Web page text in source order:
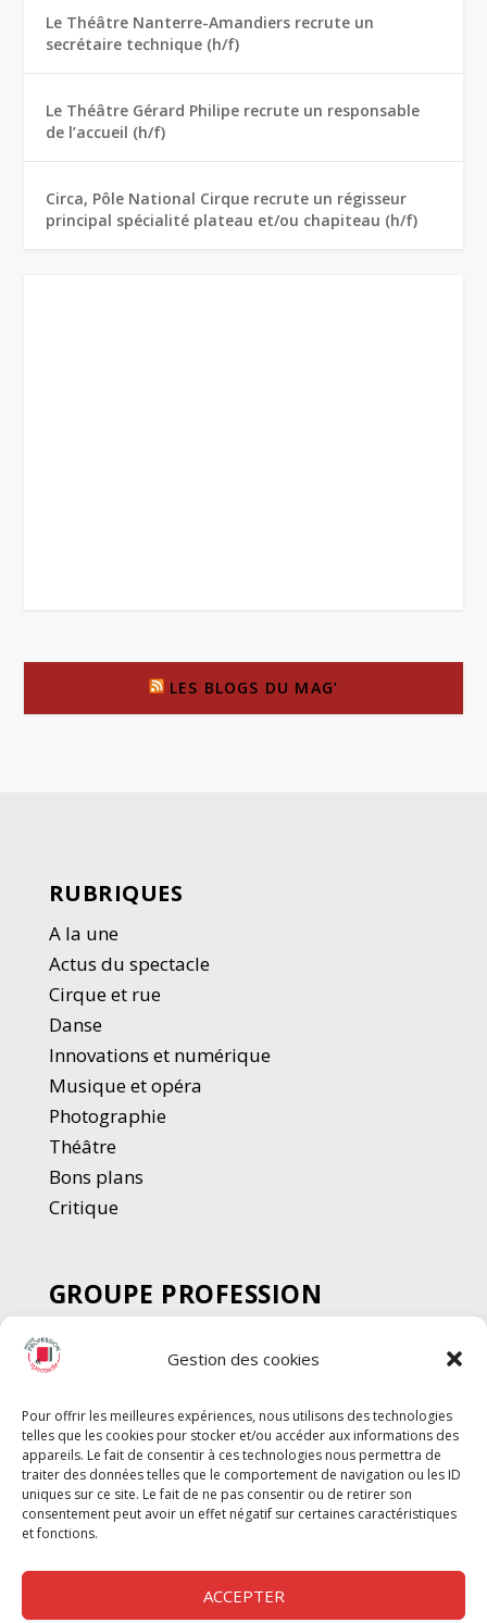
Gestion des cookies
Pour offrir les meilleures expériences, nous utilisons des technologies
telles que les cookies pour stocker et/ou accéder aux informations des
appareils. Le fait de consentir à ces technologies nous permettra de
traiter des données telles que le comportement de navigation ou les ID
uniques sur ce site. Le fait de ne pas consentir ou de retirer son
consentement peut avoir un effet négatif sur certaines caractéristiques
et fonctions.
ACCEPTER
Le Théâtre Nanterre-Amandiers recrute un
secrétaire technique (h/f)
Le Théâtre Gérard Philipe recrute un responsable
de l’accueil (h/f)
Circa, Pôle National Cirque recrute un régisseur
principal spécialité plateau et/ou chapiteau (h/f)
LES BLOGS DU MAG’
RUBRIQUES
A la une
Actus du spectacle
Cirque et rue
Danse
Innovations et numérique
Musique et opéra
Photographie
Théâtre
Bons plans
Critique
GROUPE PROFESSION
SPECTACLE
Chèque Intermittents
Chèque Compta
Chèque Emploi Spectacle
G-Pods
Profession Audio-visuel